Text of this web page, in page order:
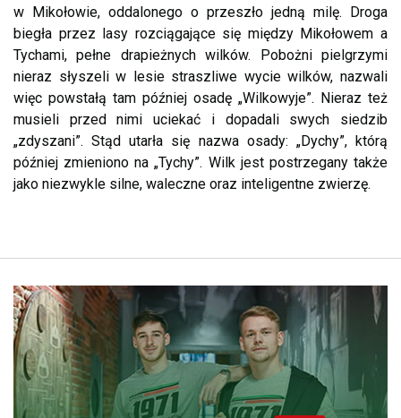
w Mikołowie, oddalonego o przeszło jedną milę. Droga
biegła przez lasy rozciągające się między Mikołowem a
Tychami, pełne drapieżnych wilków. Pobożni pielgrzymi
nieraz słyszeli w lesie straszliwe wycie wilków, nazwali
więc powstałą tam później osadę „Wilkowyje”. Nieraz też
musieli przed nimi uciekać i dopadali swych siedzib
„zdyszani”. Stąd utarła się nazwa osady: „Dychy”, którą
później zmieniono na „Tychy”. Wilk jest postrzegany także
jako niezwykle silne, waleczne oraz inteligentne zwierzę.